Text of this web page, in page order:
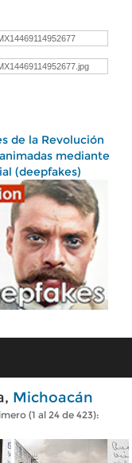
de la Revolución
mediante
(deepfakes)
Michoacán
(1 al 24 de 423):